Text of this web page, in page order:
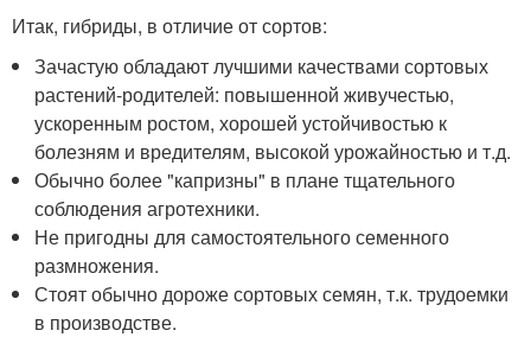
Итак, гибриды, в отличие от сортов:
Зачастую обладают лучшими качествами сортовых
растений-родителей: повышенной живучестью,
ускоренным ростом, хорошей устойчивостью к
болезням и вредителям, высокой урожайностью и т.д.
Обычно более "капризны" в плане тщательного
соблюдения агротехники.
Не пригодны для самостоятельного семенного
размножения.
Стоят обычно дороже сортовых семян, т.к. трудоемки
в производстве.